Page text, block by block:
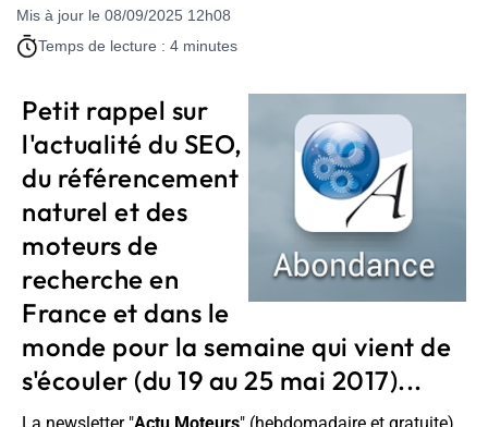
Mis à jour le 08/09/2025 12h08
Temps de lecture : 4 minutes
Petit rappel sur
l'actualité du SEO,
du référencement
naturel et des
moteurs de
recherche en
France et dans le
monde pour la semaine qui vient de
s'écouler (du 19 au 25 mai 2017)...